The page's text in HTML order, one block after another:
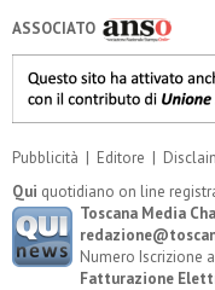
ASSOCIATO
Pubblicità | Editore |
Qui quotidiano on line
Toscana Media
Numero Iscrizione
Fatturazione